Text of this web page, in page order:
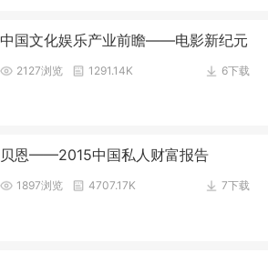
中国文化娱乐产业前瞻——电影新纪元
6下载
2127浏览 1291.14K
贝恩——2015中国私人财富报告
7下载
1897浏览 4707.17K